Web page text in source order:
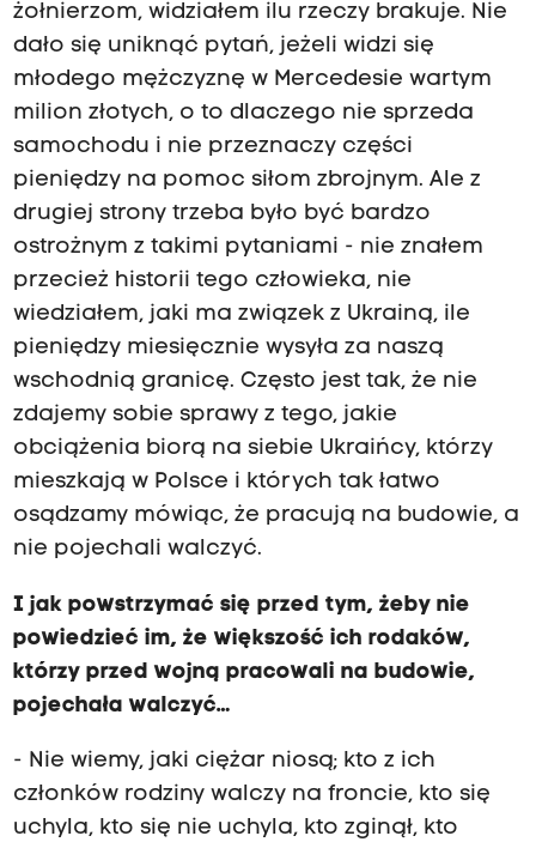
żołnierzom, widziałem ilu rzeczy brakuje. Nie
dało się uniknąć pytań, jeżeli widzi się
młodego mężczyznę w Mercedesie wartym
milion złotych, o to dlaczego nie sprzeda
samochodu i nie przeznaczy części
pieniędzy na pomoc siłom zbrojnym. Ale z
drugiej strony trzeba było być bardzo
ostrożnym z takimi pytaniami - nie znałem
przecież historii tego człowieka, nie
wiedziałem, jaki ma związek z Ukrainą, ile
pieniędzy miesięcznie wysyła za naszą
wschodnią granicę. Często jest tak, że nie
zdajemy sobie sprawy z tego, jakie
obciążenia biorą na siebie Ukraińcy, którzy
mieszkają w Polsce i których tak łatwo
osądzamy mówiąc, że pracują na budowie, a
nie pojechali walczyć.
I jak powstrzymać się przed tym, żeby nie
powiedzieć im, że większość ich rodaków,
którzy przed wojną pracowali na budowie,
pojechała walczyć…
- Nie wiemy, jaki ciężar niosą; kto z ich
członków rodziny walczy na froncie, kto się
uchyla, kto się nie uchyla, kto zginął, kto